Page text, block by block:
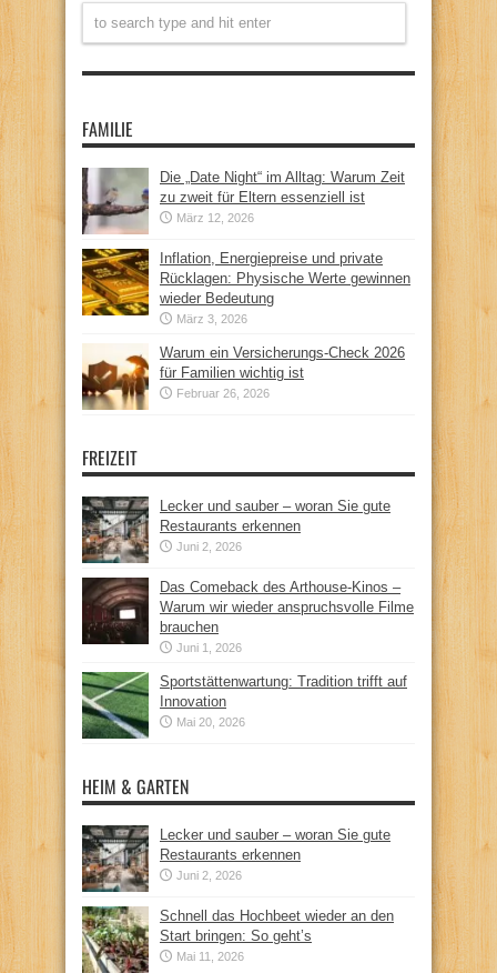
FAMILIE
Die „Date Night“ im Alltag: Warum Zeit
zu zweit für Eltern essenziell ist
März 12, 2026
Inflation, Energiepreise und private
Rücklagen: Physische Werte gewinnen
wieder Bedeutung
März 3, 2026
Warum ein Versicherungs-Check 2026
für Familien wichtig ist
Februar 26, 2026
FREIZEIT
Lecker und sauber – woran Sie gute
Restaurants erkennen
Juni 2, 2026
Das Comeback des Arthouse-Kinos –
Warum wir wieder anspruchsvolle Filme
brauchen
Juni 1, 2026
Sportstättenwartung: Tradition trifft auf
Innovation
Mai 20, 2026
HEIM & GARTEN
Lecker und sauber – woran Sie gute
Restaurants erkennen
Juni 2, 2026
Schnell das Hochbeet wieder an den
Start bringen: So geht’s
Mai 11, 2026